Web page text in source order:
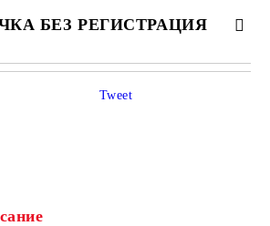
БЕЗ РЕГИСТРАЦИЯ
ПОПЪЛНЕТЕ 4 ПОЛЕТА
Tweet